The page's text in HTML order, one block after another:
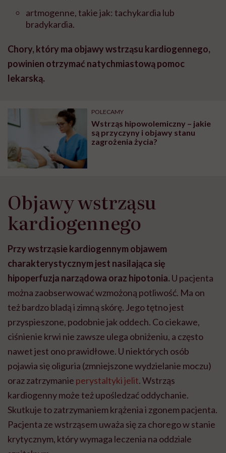
artmogenne, takie jak: tachykardia lub
bradykardia.
Chory, który ma objawy wstrząsu kardiogennego,
powinien otrzymać natychmiastową pomoc
lekarską.
POLECAMY
Wstrząs hipowolemiczny – jakie
są przyczyny i objawy stanu
zagrożenia życia?
Objawy wstrząsu
kardiogennego
Przy wstrząsie kardiogennym objawem
charakterystycznym jest nasilająca się
hipoperfuzja narządowa oraz hipotonia. U pacjenta
można zaobserwować wzmożoną potliwość. Ma on
też bardzo bladą i zimną skórę. Jego tętno jest
przyspieszone, podobnie jak oddech. Co ciekawe,
ciśnienie krwi nie zawsze ulega obniżeniu, a często
nawet jest ono prawidłowe. U niektórych osób
pojawia się oliguria (zmniejszone wydzielanie moczu)
oraz zatrzymanie perystaltyki jelit. Wstrząs
kardiogenny może też upośledzać oddychanie.
Skutkuje to zatrzymaniem krążenia i zgonem pacjenta.
Pacjenta ze wstrząsem uważa się za chorego w stanie
krytycznym, który wymaga leczenia na oddziale